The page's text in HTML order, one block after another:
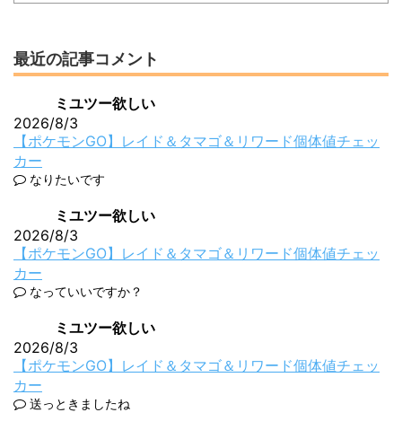
最近の記事コメント
ミユツー欲しい
2026/8/3
【ポケモンGO】レイド＆タマゴ＆リワード個体値チェッ
カー
なりたいです
ミユツー欲しい
2026/8/3
【ポケモンGO】レイド＆タマゴ＆リワード個体値チェッ
カー
なっていいですか？
ミユツー欲しい
2026/8/3
【ポケモンGO】レイド＆タマゴ＆リワード個体値チェッ
カー
送っときましたね